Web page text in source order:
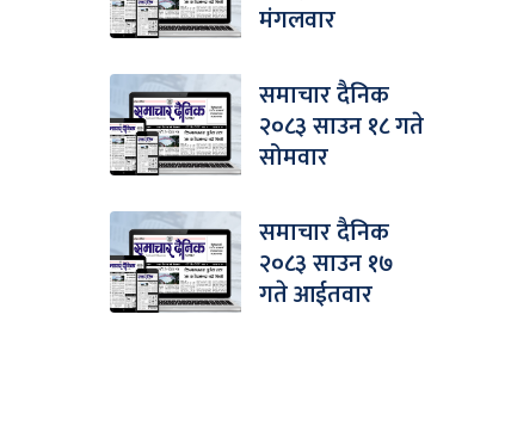
मंगलवार
समाचार दैनिक
२०८३ साउन १८ गते
सोमवार
समाचार दैनिक
२०८३ साउन १७
गते आईतवार